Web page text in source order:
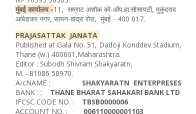
मुंबई कार्यालय -11, सम्राट अशोक को-ऑप.हा.सोसायटी, मुकुंदराव
आंबेडकर नगर, सायन-बांद्रा रोड, मुंबई - 400 017.
PRAJASATTAK JANATA
Published at Gala No. 51, Dadoji Konddev Stadium,
Thane (w.) 400601,Maharashtra.
Editor : Subodh Shivram Shakyaratn,
M. -.81086 58970.
A/cNAME : SHAKYARATN ENTERPRESES
BANK : ; THANE BHARAT SAHAKARI BANK LTD
IFCSC CODE NO. : TBSB0000006
ACCOUNT NO. : 006110000001103